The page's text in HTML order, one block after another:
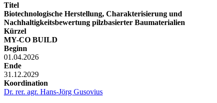
Titel
Biotechnologische Herstellung, Charakterisierung und
Nachhaltigkeitsbewertung pilzbasierter Baumaterialien
Kürzel
MY-CO BUILD
Beginn
01.04.2026
Ende
31.12.2029
Koordination
Dr. rer. agr. Hans-Jörg Gusovius